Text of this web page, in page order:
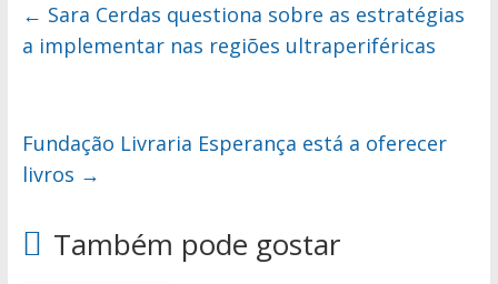
← Sara Cerdas questiona sobre as estratégias
a implementar nas regiões ultraperiféricas
Fundação Livraria Esperança está a oferecer
livros →
Também pode gostar